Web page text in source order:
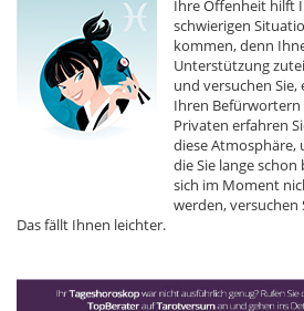
Ihre Offenheit hilft
schwierigen
kommen, denn
Unterstützung
und versuchen Sie,
Ihren Befürwortern
Privaten erfahren
diese Atmosphäre,
die Sie lange schon
sich im Moment
werden, versuchen
Das fällt Ihnen leichter.